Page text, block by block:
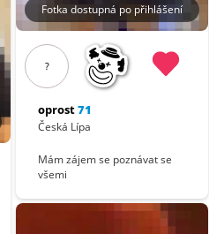
Fotka dostupná po přihlášení
?
oprost71
Česká Lípa
Mám zájem se poznávat se
všemi